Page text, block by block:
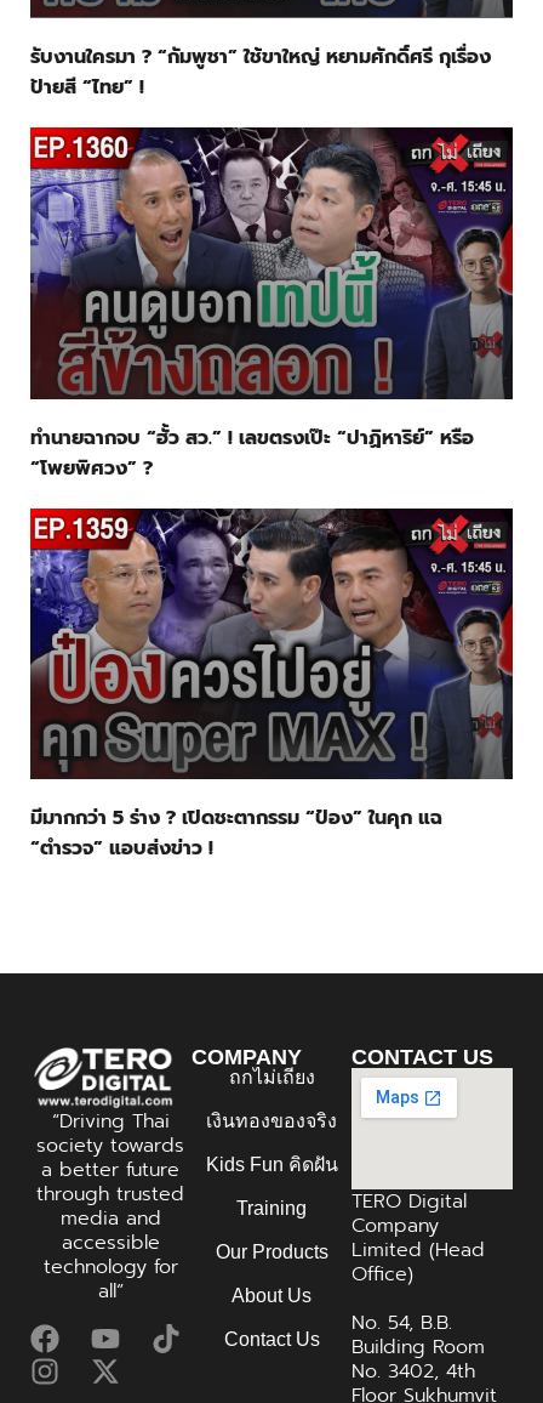
รับงานใครมา ? “กัมพูชา” ใช้ขาใหญ่ หยามศักดิ์ศรี กุเรื่อง
ป้ายสี “ไทย” !
ทำนายฉากจบ “ฮั้ว สว.” ! เลขตรงเป๊ะ “ปาฏิหาริย์” หรือ
“โพยพิศวง” ?
มีมากกว่า 5 ร่าง ? เปิดชะตากรรม “ป๋อง” ในคุก แฉ
“ตำรวจ” แอบส่งข่าว !
“Driving Thai
society towards
a better future
through trusted
media and
accessible
technology for
all”
COMPANY
ถกไม่เถียง
เงินทองของจริง
Kids Fun คิดฝัน
Training
Our Products
About Us
Contact Us
CONTACT US
TERO Digital
Company
Limited (Head
Office)
No. 54, B.B.
Building Room
No. 3402, 4th
Floor Sukhumvit